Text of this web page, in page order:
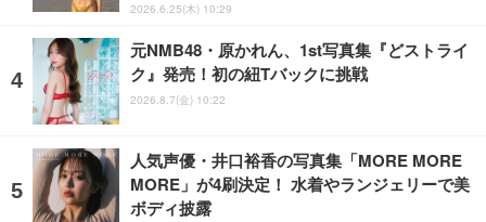
2026.6.25(木) 10:29
元NMB48・原かれん、1st写真集『どストライ
ク』発売！初の紐Tバックに挑戦
2026.8.7(金) 10:22
人気声優・井口裕香の写真集「MORE MORE
MORE」が4刷決定！ 水着やランジェリーで美
ボディ披露